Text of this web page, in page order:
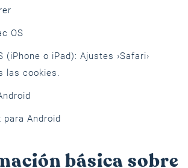
OS
(iPhone o iPad): Ajustes ›Safari›
las cookies.
para Android
básica sobre